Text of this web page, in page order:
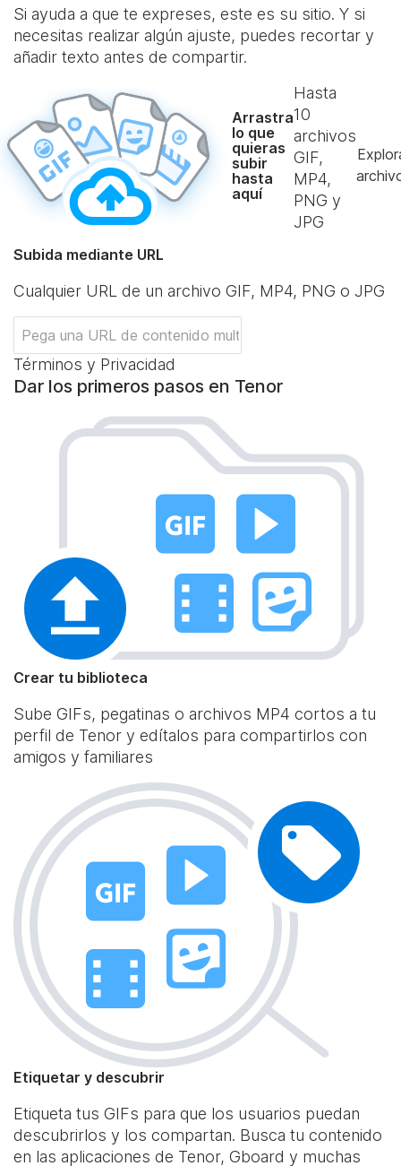
Si ayuda a que te expreses, este es su sitio. Y si
necesitas realizar algún ajuste, puedes recortar y
añadir texto antes de compartir.
Arrastra
lo que
quieras
subir
hasta
aquí
Hasta
10
archivos
GIF,
MP4,
PNG y
JPG
Subida mediante URL
Cualquier URL de un archivo GIF, MP4, PNG o JPG
Términos y Privacidad
Dar los primeros pasos en Tenor
Crear tu biblioteca
Sube GIFs, pegatinas o archivos MP4 cortos a tu
perfil de Tenor y edítalos para compartirlos con
amigos y familiares
Etiquetar y descubrir
Etiqueta tus GIFs para que los usuarios puedan
descubrirlos y los compartan. Busca tu contenido
en las aplicaciones de Tenor, Gboard y muchas